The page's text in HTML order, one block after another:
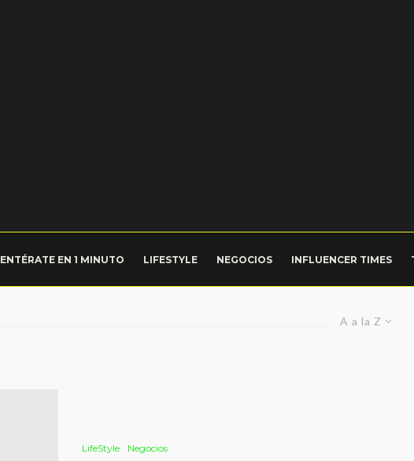
ENTÉRATE EN 1 MINUTO LIFESTYLE NEGOCIOS INFLUENCER TIMES
A a la Z
LifeStyle Negocios